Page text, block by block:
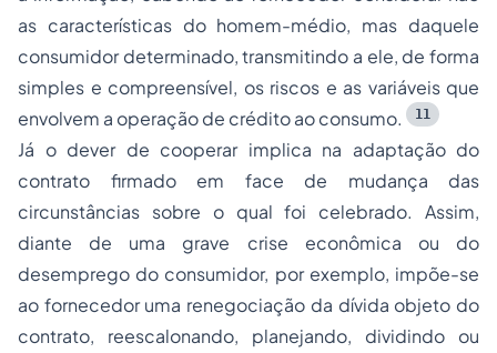
as características do homem-médio, mas daquele
consumidor determinado, transmitindo a ele, de forma
simples e compreensível, os riscos e as variáveis que
envolvem a operação de crédito ao consumo.
11
Já o dever de cooperar implica na adaptação do
contrato firmado em face de mudança das
circunstâncias sobre o qual foi celebrado. Assim,
diante de uma grave crise econômica ou do
desemprego do consumidor, por exemplo, impõe-se
ao fornecedor uma renegociação da dívida objeto do
contrato, reescalonando, planejando, dividindo ou